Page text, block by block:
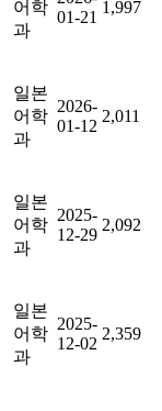
어학
과
01-21
1,997
일본
어학
과
2026-
01-12
2,011
일본
어학
과
2025-
12-29
2,092
일본
어학
과
2025-
12-02
2,359